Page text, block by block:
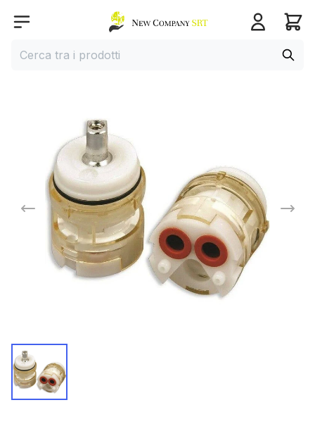
Open menu
Home page
Cerca